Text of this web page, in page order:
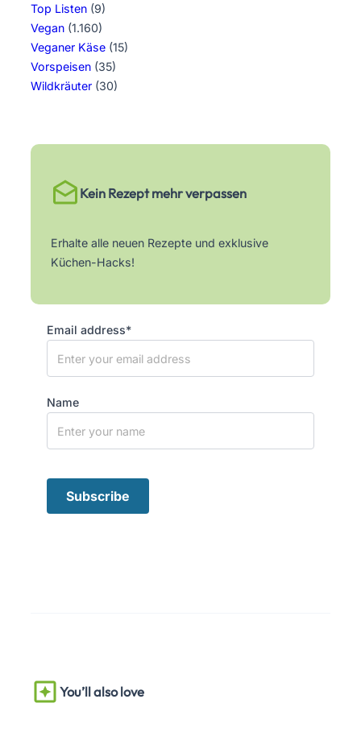
Top Listen (9)
Vegan (1.160)
Veganer Käse (15)
Vorspeisen (35)
Wildkräuter (30)
Kein Rezept mehr verpassen
Erhalte alle neuen Rezepte und exklusive
Küchen-Hacks!
Email address*
Name
You’ll also love